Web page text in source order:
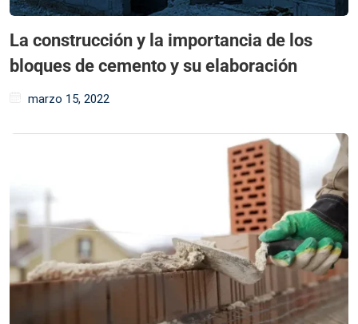
La construcción y la importancia de los
bloques de cemento y su elaboración
marzo 15, 2022